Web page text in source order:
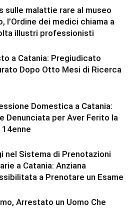
sulle malattie rare al museo
l’Ordine dei medici chiama a
illustri professionisti
a Catania: Pregiudicato
Dopo Otto Mesi di Ricerca
Domestica a Catania:
Denunciata per Aver Ferito la
14enne
nel Sistema di Prenotazioni
a Catania: Anziana
a Prenotare un Esame
Arrestato un Uomo Che